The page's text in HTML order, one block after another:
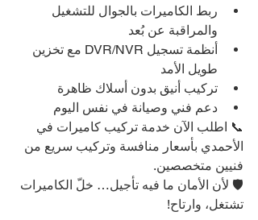
ربط الكاميرات بالجوال للتشغيل
والمراقبة عن بُعد
أنظمة تسجيل DVR/NVR مع تخزين
طويل الأمد
تركيب أنيق بدون أسلاك ظاهرة
دعم فني وصيانة في نفس اليوم
📞 اطلب الآن خدمة تركيب كاميرات في
الأحمدي بأسعار منافسة وتركيب سريع من
فنيين متخصصين.
🛡️ لأن الأمان ما فيه تأجيل… خلّ الكاميرات
تشتغل، وارتاح!